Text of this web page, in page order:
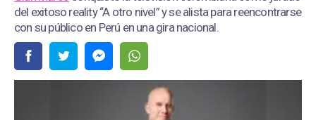
del exitoso reality “A otro nivel” y se alista para reencontrarse
con su público en Perú en una gira nacional.